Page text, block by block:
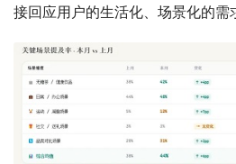
接回应用户的生活化、场景化的需